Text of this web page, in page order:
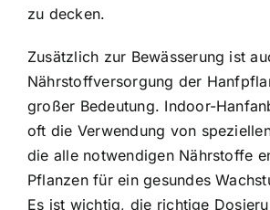
zu decken.
Zusätzlich zur Bewässerung ist
Nährstoffversorgung der
großer Bedeutung. Indoor-
oft die Verwendung von
die alle notwendigen Nährstoffe
Pflanzen für ein gesundes
Es ist wichtig, die richtige